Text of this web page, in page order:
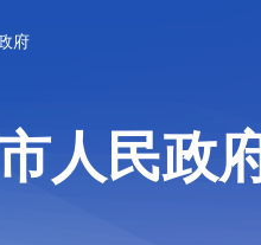
府
人民政